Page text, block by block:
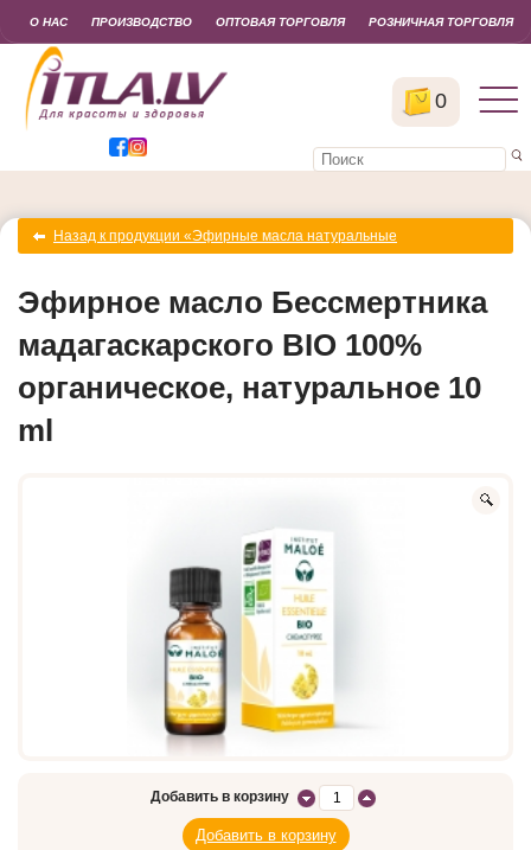
0
О НАС ПРОИЗВОДСТВО ОПТОВАЯ ТОРГОВЛЯ РОЗНИЧНАЯ ТОРГОВЛЯ
Назад к продукции «Эфирные масла натуральные
Эфирное масло Бессмертника
мадагаскарского BIO 100%
органическое, натуральное 10
ml
Добавить в корзину